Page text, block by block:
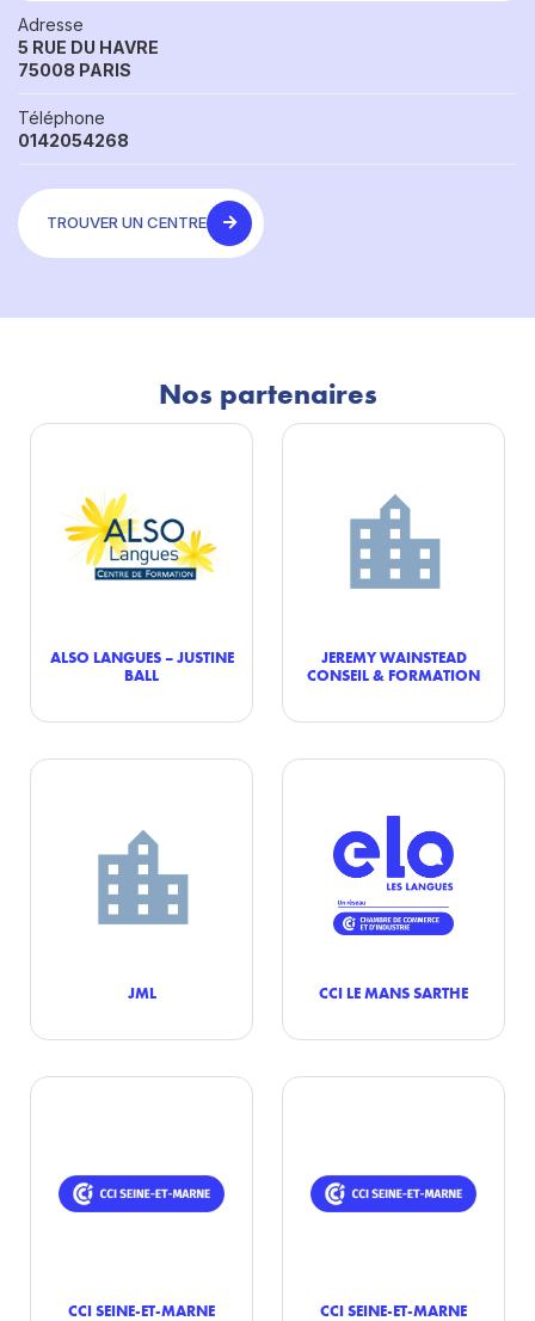
Adresse
5 RUE DU HAVRE
75008 PARIS
Téléphone
0142054268
TROUVER UN CENTRE
Nos partenaires
ALSO LANGUES – JUSTINE
BALL
JEREMY WAINSTEAD
CONSEIL & FORMATION
JML CCI LE MANS SARTHE
CCI SEINE-ET-MARNE CCI SEINE-ET-MARNE